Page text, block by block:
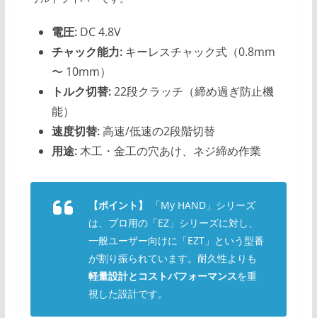
電圧:DC 4.8V
チャック能力:キーレスチャック式（0.8mm
〜 10mm）
トルク切替:22段クラッチ（締め過ぎ防止機
能）
速度切替:高速/低速の2段階切替
用途:木工・金工の穴あけ、ネジ締め作業
【ポイント】
「My HAND」シリーズ
は、プロ用の「EZ」シリーズに対し、
一般ユーザー向けに「EZT」という型番
が割り振られています。耐久性よりも
軽量設計とコストパフォーマンスを重
視した設計です。